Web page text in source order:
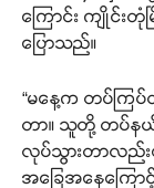
ကြောင်း ကျိုင်း
ပြောသည်။
“မနေ့က တပ်ကြပ်
တာ။ သူတို့ တပ်နယ်
လုပ်သွားတာလည်
အခြေအနေကြေ